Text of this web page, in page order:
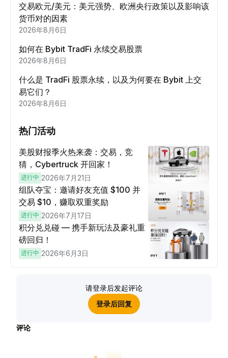
交易欧元/美元：美元强势、欧洲央行政策以及影响该
货币对的因素
2026年8月6日
如何在 Bybit TradFi 永续交易股票
2026年8月6日
什么是 TradFi 股票永续，以及为何要在 Bybit 上交
易它们？
2026年8月6日
热门活动
美股财报季火热来袭：交易，竞
猜，Cybertruck 开回家！
进行中 2026年7月21日
组队夺宝：邀请好友充值 $100 并
交易 $10，赚取双重奖励
进行中 2026年7月17日
积分兑兑碰 — 携手新玩法及豪礼重
磅回归！
进行中 2026年6月3日
请登录后发起评论
登录后回复
评论